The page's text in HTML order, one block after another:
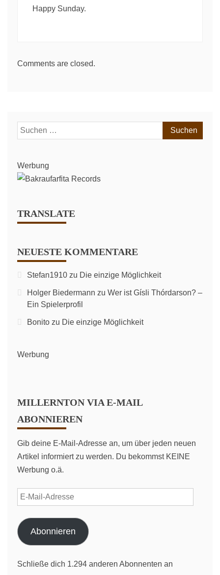
Happy Sunday.
Comments are closed.
Suchen
nach:
Werbung
TRANSLATE
NEUESTE KOMMENTARE
Stefan1910 zu Die einzige Möglichkeit
Holger Biedermann zu Wer ist Gísli Thórdarson? –
Ein Spielerprofil
Bonito zu Die einzige Möglichkeit
Werbung
MILLERNTON VIA E-MAIL
ABONNIEREN
Gib deine E-Mail-Adresse an, um über jeden neuen
Artikel informiert zu werden. Du bekommst KEINE
Werbung o.ä.
E-
Mail-
Adresse
Abonnieren
Schließe dich 1.294 anderen Abonnenten an